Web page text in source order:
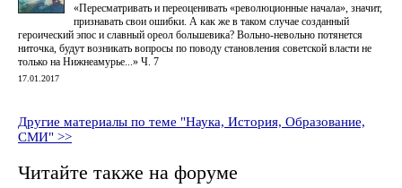
«Пересматривать и переоценивать «революционные начала», значит,
признавать свои ошибки. А как же в таком случае созданный
героический эпос и славный ореол большевика? Вольно-невольно потянется
ниточка, будут возникать вопросы по поводу становления советской власти не
только на Нижнеамурье...» Ч. 7
17.01.2017
Другие материалы по теме "Наука, История, Образование,
СМИ" >>
Читайте также на форуме